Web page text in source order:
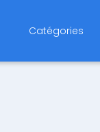
Catégories